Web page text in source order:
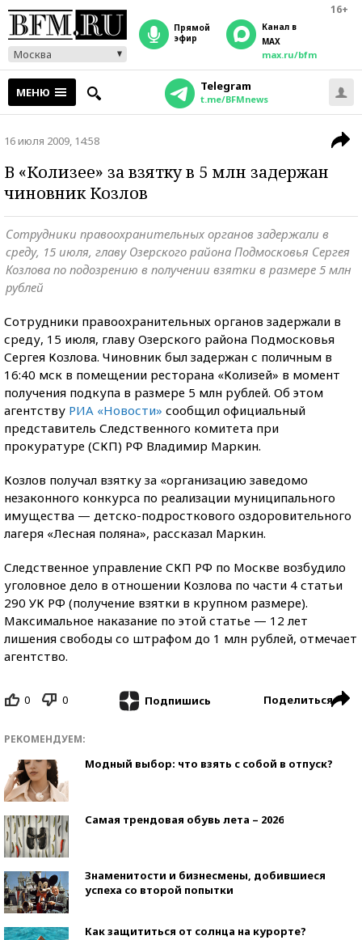
16+
Москва
прямой
эфир
Канал в
MAX
max.ru/bfm
МЕНЮ Telegram
t.me/BFMnews
16 июля 2009, 14:58
В «Колизее» за взятку в 5 млн задержан
чиновник Козлов
Сотрудники правоохранительных органов задержали в
среду, 15 июля, главу Озерского района Подмосковья Сергея
Козлова по подозрению в получении взятки в размере 5 млн
рублей
Сотрудники правоохранительных органов задержали в
среду, 15 июля, главу Озерского района Подмосковья
Сергея Козлова. Чиновник был задержан с поличным в
16:40 мск в помещении ресторана «Колизей» в момент
получения подкупа в размере 5 млн рублей. Об этом
агентству РИА «Новости» сообщил официальный
представитель Следственного комитета при
прокуратуре (СКП) РФ Владимир Маркин.
Козлов получал взятку за «организацию заведомо
незаконного конкурса по реализации муниципального
имущества — детско-подросткового оздоровительного
лагеря «Лесная поляна», рассказал Маркин.
Следственное управление СКП РФ по Москве возбудило
уголовное дело в отношении Козлова по части 4 статьи
290 УК РФ (получение взятки в крупном размере).
Максимальное наказание по этой статье — 12 лет
лишения свободы со штрафом до 1 млн рублей, отмечает
агентство.
0 0 Подпишись Поделиться
РЕКОМЕНДУЕМ:
Модный выбор: что взять с собой в отпуск?
Самая трендовая обувь лета – 2026
Знаменитости и бизнесмены, добившиеся
успеха со второй попытки
Как защититься от солнца на курорте?